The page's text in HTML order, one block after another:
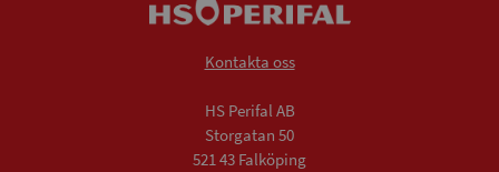
Kontakta oss
HS Perifal AB
Storgatan 50
521 43 Falköping